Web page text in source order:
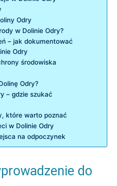
Odry
⁤w Dolinie Odry?
– ⁢jak⁣ dokumentować
Odry
⁣środowiska
Odry?
⁣– gdzie szukać
które warto ‌poznać
w Dolinie Odry
na odpoczynek
do